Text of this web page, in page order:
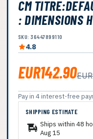
CM
: DIMENSIONS
SKU: 36447899110
4.8
EUR142.90
Pay in 4 interest-free
SHIPPING ESTIMATE
Ships within 48
Aug 15